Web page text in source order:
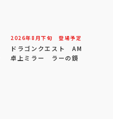
2026年8 月下旬 登場予定
ドラゴンクエスト AM
卓上ミラー ラーの鏡